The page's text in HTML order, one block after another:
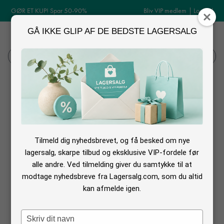
GØR ET KUP! Spar 50-90% Bliv VIP medlem | Log ind
Log ind MENU
Søg
GÅ IKKE GLIP AF DE BEDSTE LAGERSALG
Tilmeld dig nyhedsbrevet, og få besked om nye
lagersalg, skarpe tilbud og eksklusive VIP-fordele før
alle andre. Ved tilmelding giver du samtykke til at
modtage nyhedsbreve fra Lagersalg.com, som du altid
kan afmelde igen.
Type